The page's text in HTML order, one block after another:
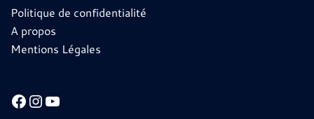
Politique de confidentialité
A propos
Mentions Légales
Facebook
Instagram
YouTube